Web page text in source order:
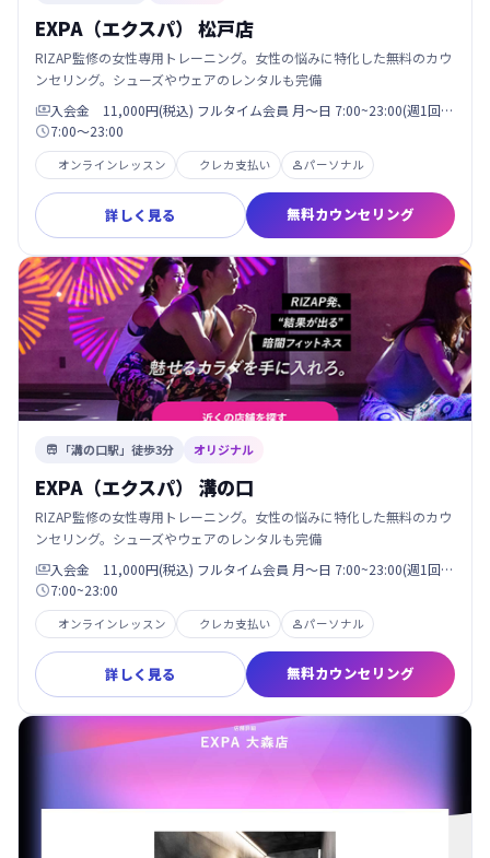
EXPA（エクスパ） 松戸店
RIZAP監修の女性専用トレーニング。女性の悩みに特化した無料のカウ
ンセリング。シューズやウェアのレンタルも完備
入会金 11,000円(税込) フルタイム会員 月〜日 7:00~23:00(週1回…
7:00〜23:00
オンラインレッスン クレカ支払い パーソナル
詳しく見る 無料カウンセリング
 「溝の口駅」徒歩3分 オリジナル
EXPA（エクスパ） 溝の口
RIZAP監修の女性専用トレーニング。女性の悩みに特化した無料のカウ
ンセリング。シューズやウェアのレンタルも完備
入会金 11,000円(税込) フルタイム会員 月〜日 7:00~23:00(週1回…
7:00~23:00
オンラインレッスン クレカ支払い パーソナル
詳しく見る 無料カウンセリング